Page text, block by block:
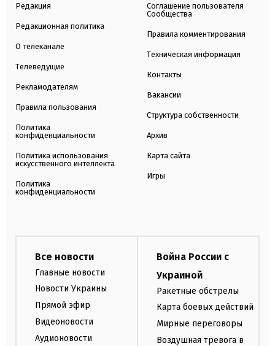
Редакция
Редакционная политика
О телеканале
Телеведущие
Рекламодателям
Правила пользования
Политика
конфиденциальности
Политика использования
искусственного интеллекта
Политика
конфиденциальности
Соглашение пользователя
Сообщества
Правила комментирования
Техническая информация
Контакты
Вакансии
Структура собственности
Архив
Карта сайта
Игры
Все новости
Главные новости
Новости Украины
Прямой эфир
Видеоновости
Аудионовости
Война России с
Украиной
Ракетные обстрелы
Карта боевых действий
Мирные переговоры
Воздушная тревога в